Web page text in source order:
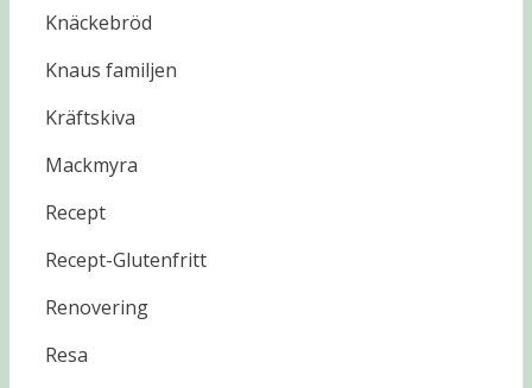
Knäckebröd
Knaus familjen
Kräftskiva
Mackmyra
Recept
Recept-Glutenfritt
Renovering
Resa